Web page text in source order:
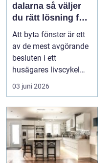
dalarna så väljer
du rätt lösning för
hus och klimat
Att byta fönster är ett
av de mest avgörande
besluten i ett
husägares livscykel
med sitt hem. Rätt f...
03 juni 2026